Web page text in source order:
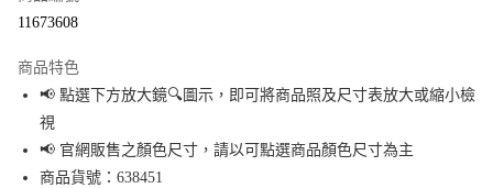
Apple Pay
街口支付
悠遊付
11673608
商品特色
📢 點選下方放大鏡🔍圖示，即可將商品照及尺寸表放大或縮小檢
視
📢 官網販售之顏色尺寸，請以可點選商品顏色尺寸為主
商品貨號：638451